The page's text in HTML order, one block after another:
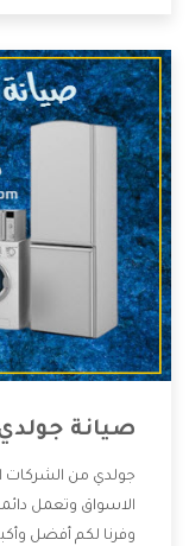
الأسعار التى تكون
صيانة
جولدي من الشركات
الاسواق وتعمل
وفرنا لكم أفضل